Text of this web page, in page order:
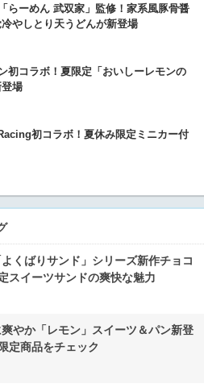
らーめん 武双家」監修！家系風豚骨醤
やしとり天うどんが新登場
初コラボ！夏限定「おいしーレモンの
場
初コラボ！夏休み限定ミニカー付
くばりサンド」シリーズ新作チョコ
スイーツサンドの爽快な魅力
やか「レモン」スイーツ＆パン新登
定商品をチェック